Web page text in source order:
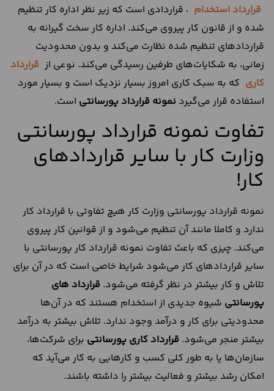
قرارداد استخدام ، قراردادی است که زیر نظر اداره کار تنظیم
شده و از قانون کار پیروی می‌کند. اداره کار سخت گیرانه به
قراردادهای تنظیم شده نظارت می‌کند و بدون محدودیت
زمانی، به شکایات‌های طرفین رسیدگی می‌کند. نوعی از قرارداد
کاری که به سبک کاری امروز بسیار نزدیک است و بسیار مورد
استفاده قرار می‌گیرد نمونه قرارداد پورسانتی است.
تفاوت نمونه قرارداد پورسانتی
وزارت کار با سایر قراردادهای
کار!
نمونه قرارداد پورسانتی وزارت کار هیچ تفاوتی با قرارداد کار
ندارد و کاملا مانند آن تنظیم می‌شود و از قوانین کار پیروی
می‌کند. چیزی که باعث تفاوت نمونه قرارداد کار پورسانتی با
سایر قراردادهای کار می‌شود شرایط خاصی است که در آن برای
تلاش و کار بیشتر در نظر گرفته می‌شود. قرارداد های
پورسانتی شیوه جدیدی از استخدام هستند که در آن‌ها
محدودیتی برای کار و درآمد وجود ندارد. تلاش بیشتر به درآمد
بیشتر منجر می‌شود. قرارداد کاری پورسانتی برای شرکت‌ها،
سازمان‌ها یا به طور کلی کسب و کارهایی به کار می‌آید که
امکان رشد بیشتر و فعالیت بیشتر را داشته باشند.